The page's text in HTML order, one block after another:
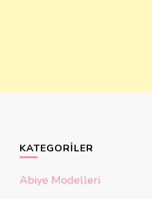
KATEGORILER
Abiye Modelleri